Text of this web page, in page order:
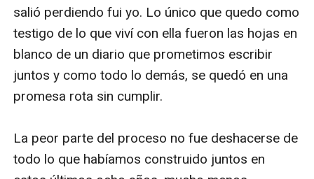
salió perdiendo fui yo. Lo único que quedo como
testigo de lo que viví con ella fueron las hojas en
blanco de un diario que prometimos escribir
juntos y como todo lo demás, se quedó en una
promesa rota sin cumplir.
La peor parte del proceso no fue deshacerse de
todo lo que habíamos construido juntos en